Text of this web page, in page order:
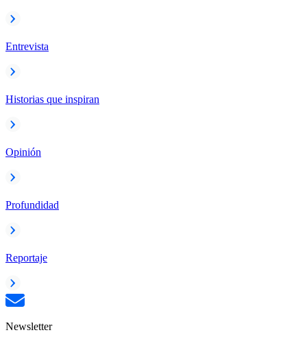
Entrevista
Historias que inspiran
Opinión
Profundidad
Reportaje
Newsletter